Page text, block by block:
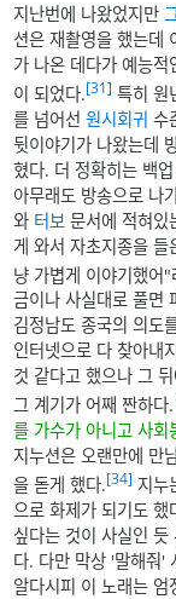
지난번에 나왔었지만
션은 재촬영을 했는데
가 나온 데다가 예능
이 되었다.[31] 특히 원
를 넘어선원시회귀 수
뒷이야기가 나왔는데
혔다. 더 정확히는 백
아무래도 방송으로 나
와 터보 문서에 적혀있
게 와서 자초지종을
냥 가볍게 이야기했어
금이나 사실대로 풀면
김정남도 종국의 의도
인터넷으로 다 찾아내
것 같다고 했으나 그
그 계기가 어째 짠하다.
를 가수가 아니고 사회
지누션은 오랜만에 만
을 돋게 했다.[34] 지누
으로 화제가 되기도
싶다는 것이 사실인
다. 다만 막상 '말해줘'
알다시피 이 노래는